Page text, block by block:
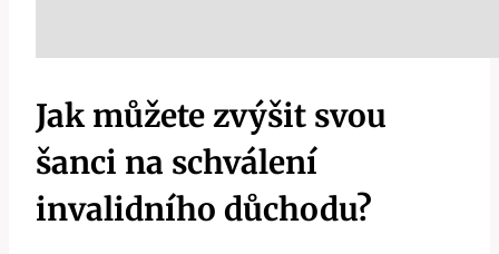
Jak můžete zvýšit svou
šanci na schválení
invalidního‍ důchodu?